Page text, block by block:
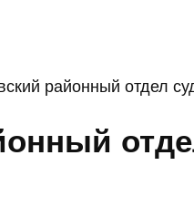
районный отдел